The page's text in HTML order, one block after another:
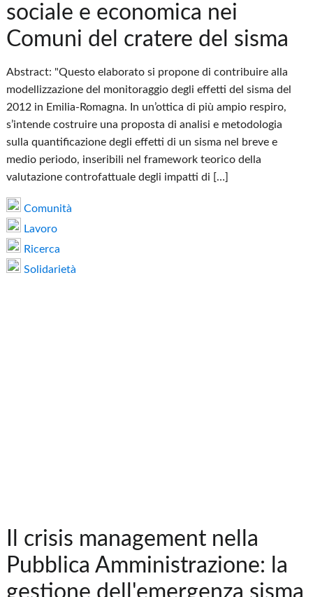
sociale e economica nei
Comuni del cratere del sisma
Abstract: "Questo elaborato si propone di contribuire alla
modellizzazione del monitoraggio degli effetti del sisma del
2012 in Emilia-Romagna. In un’ottica di più ampio respiro,
s’intende costruire una proposta di analisi e metodologia
sulla quantificazione degli effetti di un sisma nel breve e
medio periodo, inseribili nel framework teorico della
valutazione controfattuale degli impatti di […]
Comunità
Lavoro
Ricerca
Solidarietà
Il crisis management nella
Pubblica Amministrazione: la
gestione dell'emergenza sisma